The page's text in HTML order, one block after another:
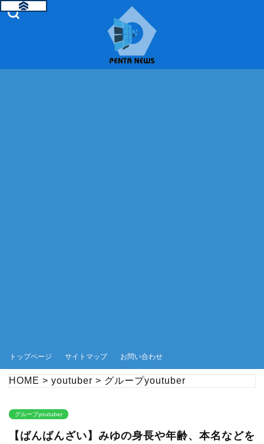
トップページ サイトマップ お問い合わせ
HOME > youtuber > グループyoutuber
グループyoutuber
【ばんばんざい】みゆの身長や年齢、本名などを